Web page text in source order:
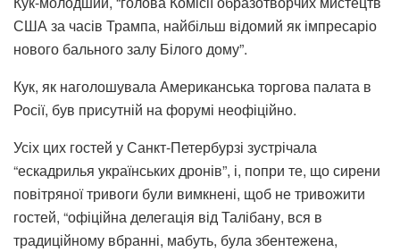
США за часів Трампа, найбільш відомий як імпресаріо
нового бального залу Білого дому”.
Кук, як наголошувала Американська торгова палата в
Росії, був присутній на форумі неофіційно.
Усіх цих гостей у Санкт-Петербурзі зустрічала
“ескадрилья українських дронів”, і, попри те, що сирени
повітряної тривоги були вимкнені, щоб не тривожити
гостей, “офіційна делегація від Талібану, вся в
традиційному вбранні, мабуть, була збентежена,